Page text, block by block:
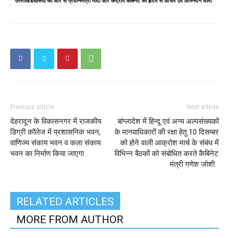
Previous article
देहरादून के विकासनगर में राजकीय
डिग्री कॉलेज में प्रशासनिक भवन,
वाणिज्य संकाय भवन व कला संकाय
भवन का निर्माण किया जाएगा
Next article
बांग्लादेश में हिन्दू एवं अन्य अल्पसंख्यकों
के मानवाधिकारों की रक्षा हेतु 10 दिसम्बर
को होने वाली आक्रोश मार्च के संबंध में
विभिन्न बैठकों को संबोधित करते कैबिनेट
मंत्री गणेश जोशी
RELATED ARTICLES
MORE FROM AUTHOR